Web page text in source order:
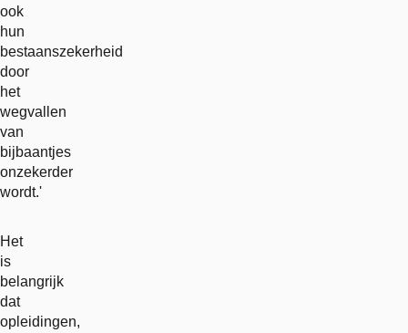
ook
hun
bestaanszekerheid
door
het
wegvallen
van
bijbaantjes
onzekerder
wordt.'
Het
is
belangrijk
dat
opleidingen,